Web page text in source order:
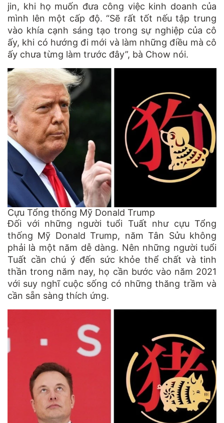
jin, khi họ muốn đưa công việc kinh doanh của
mình lên một cấp độ. “Sẽ rất tốt nếu tập trung
vào khía cạnh sáng tạo trong sự nghiệp của cô
ấy, khi có hướng đi mới và làm những điều mà cô
ấy chưa từng làm trước đây”, bà Chow nói.
Cựu Tổng thống Mỹ Donald Trump
Đối với những người tuổi Tuất như cựu Tổng
thống Mỹ Donald Trump, năm Tân Sửu không
phải là một năm dễ dàng. Nên những người tuổi
Tuất cần chú ý đến sức khỏe thể chất và tinh
thần trong năm nay, họ cần bước vào năm 2021
với suy nghĩ cuộc sống có những thăng trầm và
cần sẵn sàng thích ứng.